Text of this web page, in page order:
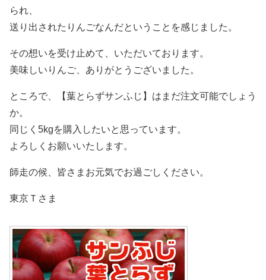
られ、
送り出されたりんごなんだということを感じました。
その想いを受け止めて、いただいております。
美味しいりんご、ありがとうございました。
ところで、【葉とらずサンふじ】はまだ注文可能でしょう
か。
同じく5kgを購入したいと思っています。
よろしくお願いいたします。
師走の候、皆さまお元気でお過ごしください。
東京Ｔさま